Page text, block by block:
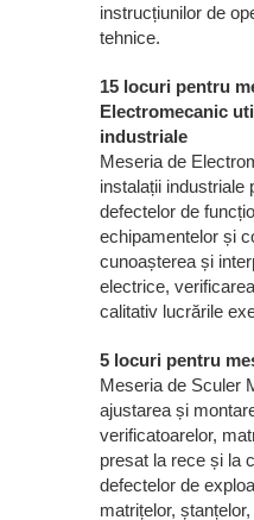
instrucțiunilor de
tehnice.
15 locuri pentru
Electromecanic
industriale
Meseria de
instalații industriale
defectelor de
echipamentelor și
cunoașterea și
electrice,
calitativ lucrările
5 locuri pentru
Meseria de Sculer
ajustarea și
verificatoarelor,
presat la rece și la
defectelor de
matrițelor,